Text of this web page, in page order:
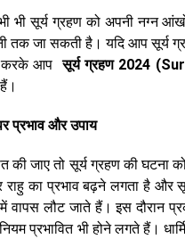
भी सूर्य ग्रहण को अपनी नग्न
जा सकती है। यदि आप सूर्य
करके आप सूर्य ग्रहण 2024
प्रभाव और उपाय
की जाए तो सूर्य ग्रहण की
का प्रभाव बढ़ने लगता है और
वापस लौट जाते हैं। इस दौरान
प्रभावित भी होने लगते हैं।